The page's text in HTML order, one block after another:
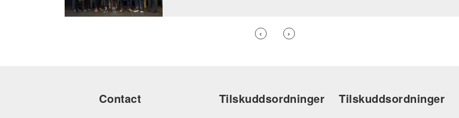
Forrige
side
‹ Neste
side
›
Contact Tilskuddsordninger Tilskuddsordninger